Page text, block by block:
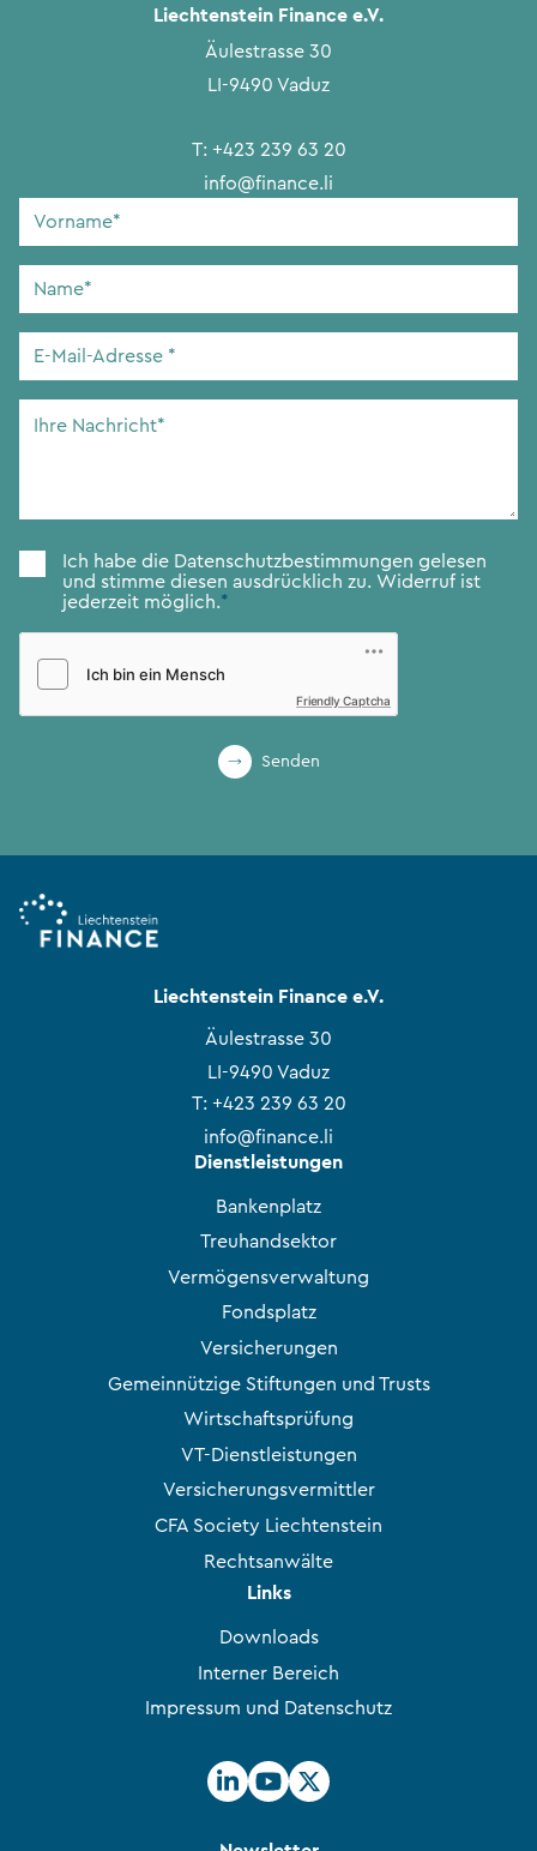
Liechtenstein Finance e.V.
Äulestrasse 30
LI-9490 Vaduz
T: +423 239 63 20
info@finance.li
Vorname
Name
E-
Adresse*
Zustimmung*
Ich habe die Datenschutzbestimmungen gelesen
und stimme diesen ausdrücklich zu. Widerruf ist
jederzeit möglich.*
Friendly Captcha
Senden
Liechtenstein Finance e.V.
Äulestrasse 30
LI-9490 Vaduz
T: +423 239 63 20
info@finance.li
Dienstleistungen
Bankenplatz
Treuhandsektor
Vermögensverwaltung
Fondsplatz
Versicherungen
Gemeinnützige Stiftungen und Trusts
Wirtschaftsprüfung
VT-Dienstleistungen
Versicherungsvermittler
CFA Society Liechtenstein
Rechtsanwälte
Links
Downloads
Interner Bereich
Impressum und Datenschutz